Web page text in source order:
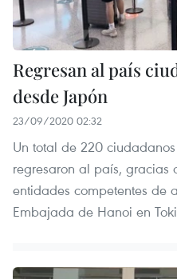
Regresan al país
desde Japón
23/09/2020 02:32
Un total de 220
regresaron al país, gracias
entidades competentes de
Embajada de Hanoi en